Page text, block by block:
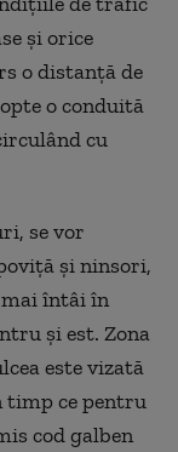
şi orice
o distanţă de
o conduită
cu
se vor
şi ninsori,
întâi în
şi est. Zona
este vizată
timp ce pentru
cod galben